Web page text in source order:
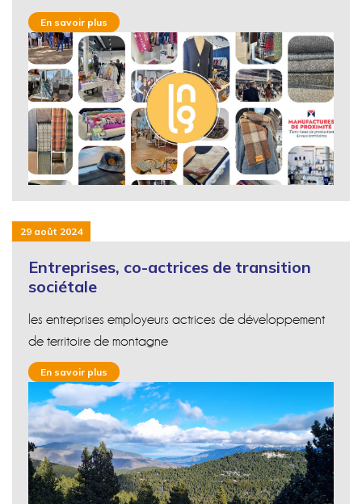
En savoir plus
Entreprises, co-actrices de transition
sociétale
29 août 2024
les entreprises employeurs actrices de développement
de territoire de montagne
En savoir plus